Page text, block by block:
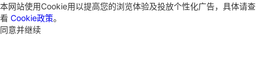
本网站使用Cookie用以提高您的浏览体验及投放个性化广告，具体请查
看 Cookie政策。
同意并继续